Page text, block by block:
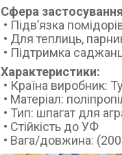
Сфера
• Підв’язка
• Для теплиць,
• Підтримка
Характеристики:
• Країна виробник:
• Матеріал:
• Тип: шпагат для
• Стійкість до УФ
• Вага/довжина: